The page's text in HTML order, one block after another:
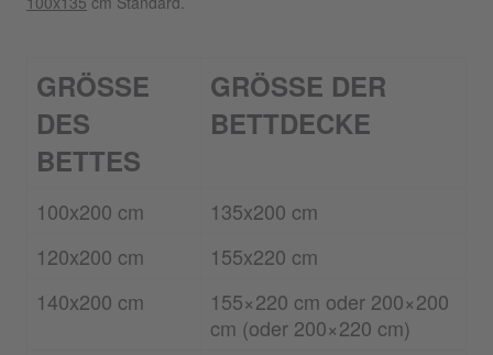
GRÖSSE
DES
BETTES
GRÖSSE DER
BETTDECKE
100x200 cm
135x200 cm
120x200 cm
155x220 cm
140x200 cm
155×220 cm oder 200×200
cm (oder 200×220 cm)